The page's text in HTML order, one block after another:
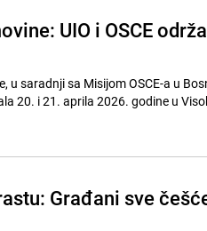
UIO i OSCE
u saradnji sa Misijom OSCE-a u
20. i 21. aprila 2026. godine u
Građani sve